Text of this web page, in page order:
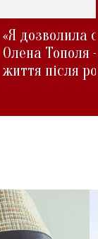
«Я дозволила
Олена Тополя
життя після